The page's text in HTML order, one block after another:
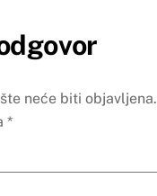
neće biti objavljena.
*